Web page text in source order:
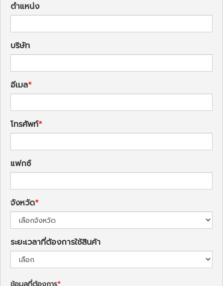
ตำแหน่ง
บริษัท
อีเมล
โทรศัพท์
แฟกซ์
จังหวัด
ระยะเวลาที่ต้องการใช้สินค้า